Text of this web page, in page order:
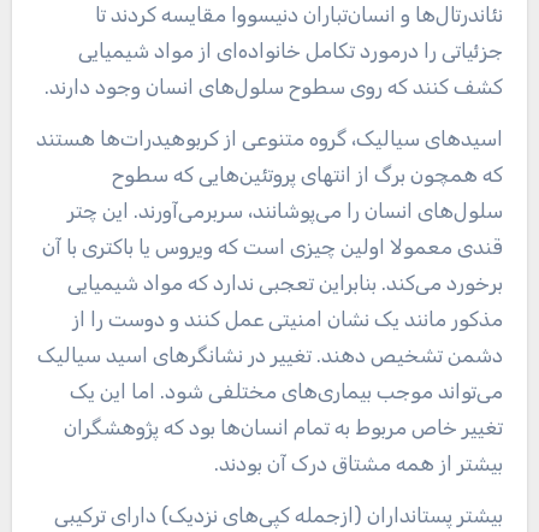
نئاندرتال‌ها و انسان‌تباران دنیسووا مقایسه کردند تا
جزئیاتی را درمورد تکامل خانواده‌ای از مواد شیمیایی
کشف کنند که روی سطوح سلول‌های انسان وجود دارند.
اسیدهای سیالیک، گروه متنوعی از کربوهیدرات‌ها هستند
که همچون برگ از انتهای پروتئین‌هایی که سطوح
سلول‌های انسان را می‌پوشانند، سربرمی‌آورند. این چتر
قندی معمولا اولین چیزی است که ویروس یا باکتری با آن
برخورد می‌کند. بنابراین تعجبی ندارد که مواد شیمیایی
مذکور مانند یک نشان امنیتی عمل کنند و دوست را از
دشمن تشخیص دهند. تغییر در نشانگرهای اسید سیالیک
می‌تواند موجب بیماری‌های مختلفی شود. اما این یک
تغییر خاص مربوط به تمام انسان‌ها بود که پژوهشگران
بیشتر از همه مشتاق درک آن بودند.
بیشتر پستانداران (ازجمله کپی‌های نزدیک) دارای ترکیبی